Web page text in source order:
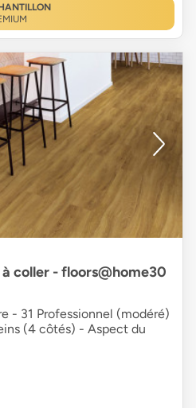
coller - floors@home30
- 31 Professionnel (modéré)
(4 côtés) - Aspect du